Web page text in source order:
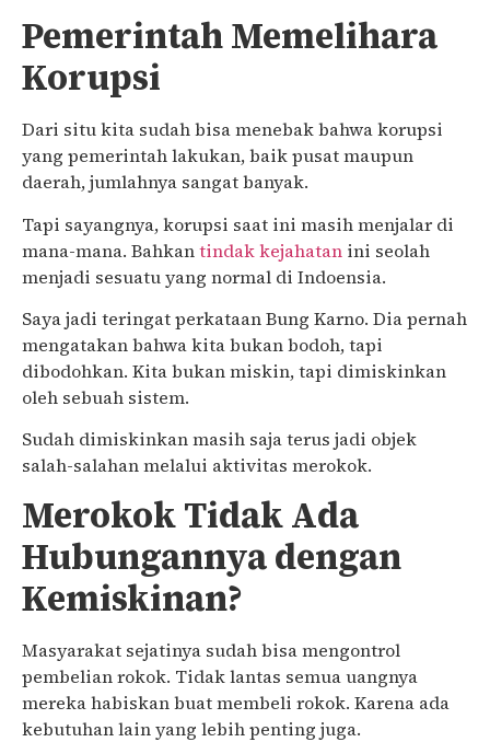
Pemerintah Memelihara
Korupsi
Dari situ kita sudah bisa menebak bahwa korupsi
yang pemerintah lakukan, baik pusat maupun
daerah, jumlahnya sangat banyak.
Tapi sayangnya, korupsi saat ini masih menjalar di
mana-mana. Bahkantindak kejahatan ini seolah
menjadi sesuatu yang normal di Indoensia.
Saya jadi teringat perkataan Bung Karno. Dia pernah
mengatakan bahwa kita bukan bodoh, tapi
dibodohkan. Kita bukan miskin, tapi dimiskinkan
oleh sebuah sistem.
Sudah dimiskinkan masih saja terus jadi objek
salah-salahan melalui aktivitas merokok.
Merokok Tidak Ada
Hubungannya dengan
Kemiskinan?
Masyarakat sejatinya sudah bisa mengontrol
pembelian rokok. Tidak lantas semua uangnya
mereka habiskan buat membeli rokok. Karena ada
kebutuhan lain yang lebih penting juga.